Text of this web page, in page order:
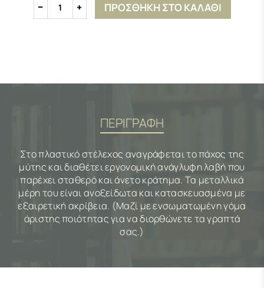
1 ΠΡΟΣΘΗΚΗ ΣΤΟ ΚΑΛΑΘΙ
ΠΕΡΙΓΡΑΦΗ
Στο πλαστικό στέλεχος αναγράφεται το πάχος της
μύτης και διαθέτει εργονομική ανάγλυφη λαβή που
παρέχει σταθερό και άνετο κράτημα. Τα μεταλλικά
μέρη του είναι ανοξείδωτα και κατασκευασμένα με
εξαιρετική ακρίβεια. (Μαζί με ενσωματωμένη γόμα
άριστης ποιότητας για να διορθώνετε τα γραπτά
σας.)